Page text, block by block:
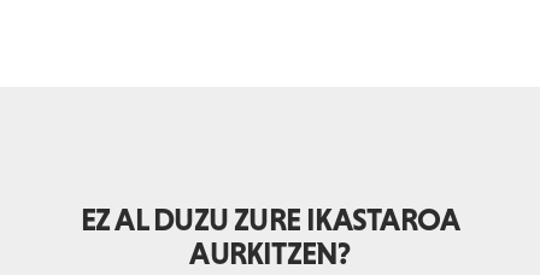
EZ AL DUZU ZURE IKASTAROA
AURKITZEN?